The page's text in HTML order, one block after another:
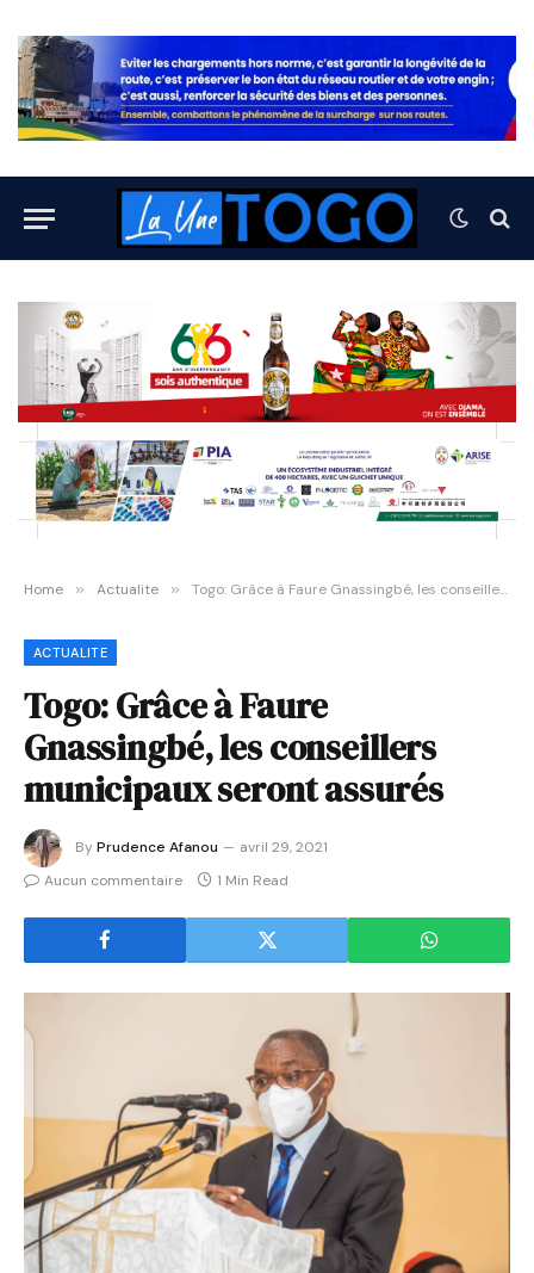
Home » Actualite » Togo: Grâce à Faure Gnassingbé, les conseillers municipaux seront assurés
ACTUALITE
Togo: Grâce à Faure
Gnassingbé, les conseillers
municipaux seront assurés
ByPrudence Afanou
avril 29, 2021
Aucun commentaire
1 Min Read